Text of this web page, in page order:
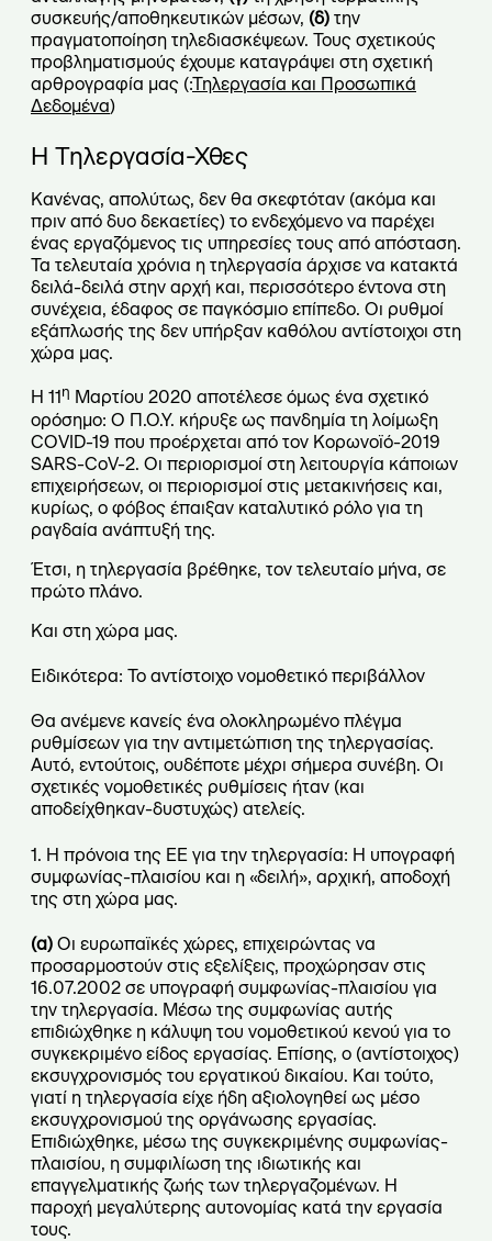
συσκευής/αποθηκευτικών μέσων, (δ) την
πραγματοποίηση τηλεδιασκέψεων. Τους σχετικούς
προβληματισμούς έχουμε καταγράψει στη σχετική
αρθρογραφία μας (:Τηλεργασία και Προσωπικά
Δεδομένα)
Η Τηλεργασία-Χθες
Κανένας, απολύτως, δεν θα σκεφτόταν (ακόμα και
πριν από δυο δεκαετίες) το ενδεχόμενο να παρέχει
ένας εργαζόμενος τις υπηρεσίες τους από απόσταση.
Τα τελευταία χρόνια η τηλεργασία άρχισε να κατακτά
δειλά-δειλά στην αρχή και, περισσότερο έντονα στη
συνέχεια, έδαφος σε παγκόσμιο επίπεδο. Οι ρυθμοί
εξάπλωσής της δεν υπήρξαν καθόλου αντίστοιχοι στη
χώρα μας.
Η 11η Μαρτίου 2020 αποτέλεσε όμως ένα σχετικό
ορόσημο: Ο Π.Ο.Υ. κήρυξε ως πανδημία τη λοίμωξη
COVID-19 που προέρχεται από τον Κορωνοϊό-2019
SARS-CoV-2. Οι περιορισμοί στη λειτουργία κάποιων
επιχειρήσεων, οι περιορισμοί στις μετακινήσεις και,
κυρίως, ο φόβος έπαιξαν καταλυτικό ρόλο για τη
ραγδαία ανάπτυξή της.
Έτσι, η τηλεργασία βρέθηκε, τον τελευταίο μήνα, σε
πρώτο πλάνο.
Και στη χώρα μας.
Ειδικότερα: Το αντίστοιχο νομοθετικό περιβάλλον
Θα ανέμενε κανείς ένα ολοκληρωμένο πλέγμα
ρυθμίσεων για την αντιμετώπιση της τηλεργασίας.
Αυτό, εντούτοις, ουδέποτε μέχρι σήμερα συνέβη. Οι
σχετικές νομοθετικές ρυθμίσεις ήταν (και
αποδείχθηκαν-δυστυχώς) ατελείς.
1. Η πρόνοια της ΕΕ για την τηλεργασία: Η υπογραφή
συμφωνίας-πλαισίου και η «δειλή», αρχική, αποδοχή
της στη χώρα μας.
(α) Οι ευρωπαϊκές χώρες, επιχειρώντας να
προσαρμοστούν στις εξελίξεις, προχώρησαν στις
16.07.2002 σε υπογραφή συμφωνίας-πλαισίου για
την τηλεργασία. Μέσω της συμφωνίας αυτής
επιδιώχθηκε η κάλυψη του νομοθετικού κενού για το
συγκεκριμένο είδος εργασίας. Επίσης, ο (αντίστοιχος)
εκσυγχρονισμός του εργατικού δικαίου. Και τούτο,
γιατί η τηλεργασία είχε ήδη αξιολογηθεί ως μέσο
εκσυγχρονισμού της οργάνωσης εργασίας.
Επιδιώχθηκε, μέσω της συγκεκριμένης συμφωνίας-
πλαισίου, η συμφιλίωση της ιδιωτικής και
επαγγελματικής ζωής των τηλεργαζομένων. Η
παροχή μεγαλύτερης αυτονομίας κατά την εργασία
τους.